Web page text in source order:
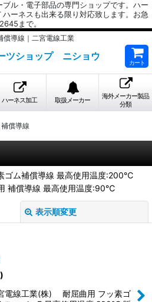
ル・電子部品の専門ショップです。ハー
ーネスも出来る限り対応致します。お急
まで。
償導線｜二宮電線工業
ツショップ ニショウ
カート
ハーネス加工 取扱メーカー
海外メーカー製品
分類
償導線
ゴム補償導線 最高使用温度:200℃
補償導線 最高使用温度:90℃
表示順変更
電線工業(株) 耐屈曲用 フッ素ゴ